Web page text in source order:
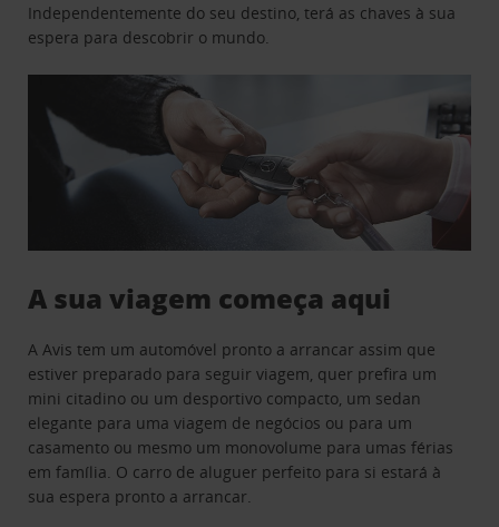
Independentemente do seu destino, terá as chaves à sua
espera para descobrir o mundo.
A sua viagem começa aqui
A Avis tem um automóvel pronto a arrancar assim que
estiver preparado para seguir viagem, quer prefira um
mini citadino ou um desportivo compacto, um sedan
elegante para uma viagem de negócios ou para um
casamento ou mesmo um monovolume para umas férias
em família. O carro de aluguer perfeito para si estará à
sua espera pronto a arrancar.